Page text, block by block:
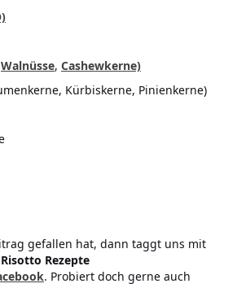
Walnüsse, Cashewkerne)
Kürbiskerne, Pinienkerne)
gefallen hat, dann taggt uns mit
Risotto Rezepte
. Probiert doch gerne auch